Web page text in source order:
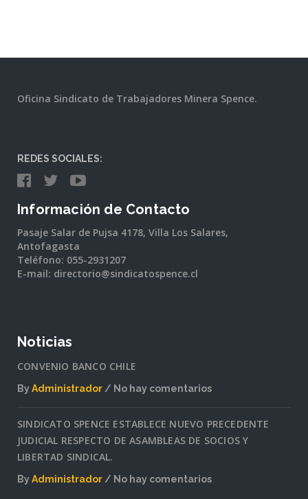
Oficina Sindicato de Trabajadores Minera Spence.
REDES SOCIALES:
Información de Contacto
Pasaje Salar de Pujsa 4178, Villa Los Salares,
Antofagasta
Teléfono: 055-2931207
E-mail: directorio@sindicatospence.cl
Noticias
CONVENIO BANCO CHILE
ByAdministrador
No hay comentarios
BANCO
CHILE
SINDICATO SPENCE ESTABLECE NUEVO PRECEDENTE
JUDICIAL RESPECTO DE ASAMBLEAS DE SOCIOS Y
LIBERTAD SINDICAL.
ByAdministrador
No hay comentarios